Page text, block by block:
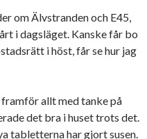
om Älvstranden och E45,
i dagsläget. Kanske får bo
i höst, får se hur jag
allt med tanke på
det bra i huset trots det.
tabletterna har gjort susen.